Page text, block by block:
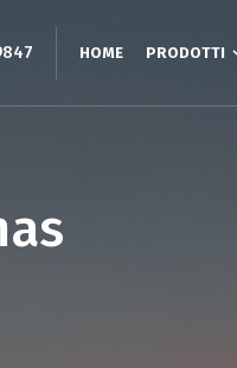
HOME PRODOTTI
Cartesiani a Portale YZ